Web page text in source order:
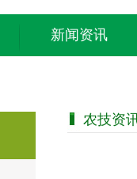
新闻资讯
农技资